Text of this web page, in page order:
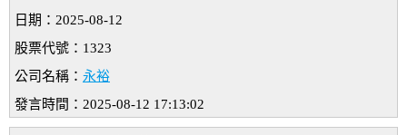
日期：2025-08-12
股票代號：1323
公司名稱： 永裕
發言時間：2025-08-12 17:13:02